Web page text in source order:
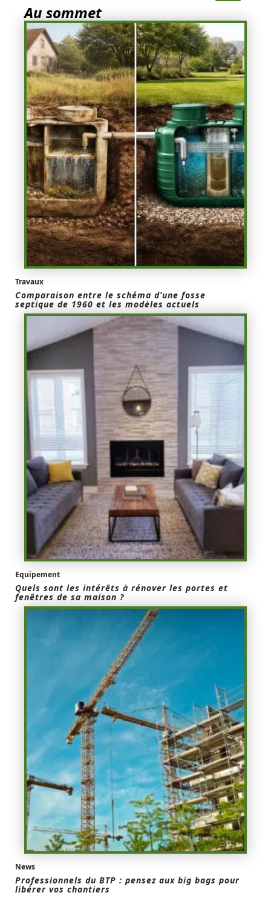
Au sommet
Travaux
Comparaison entre le schéma d’une fosse
septique de 1960 et les modèles actuels
Equipement
Quels sont les intérêts à rénover les portes et
fenêtres de sa maison ?
News
Professionnels du BTP : pensez aux big bags pour
libérer vos chantiers